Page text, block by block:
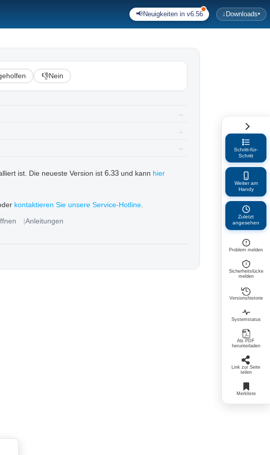
📢Neuigkeiten in v6.56 ↓ Downloads▾
Schritt-für-
Schritt
Weiter am
Handy
Zuletzt
angesehen
Problem melden
Sicherheitslücke
melden
Versionshistorie
Systemstatus
Als PDF
herunterladen
Link zur Seite
teilen
Merkliste
👎Nein
→
→
→
ist. Die neueste Version ist 6.33und kann hier
kontaktieren Sie unsere Service-Hotline
Anleitungen